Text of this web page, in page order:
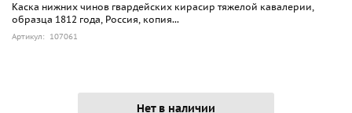
Каска нижних чинов гвардейских кирасир тяжелой кавалерии,
образца 1812 года, Россия, копия...
Артикул: 107061
Нет в наличии